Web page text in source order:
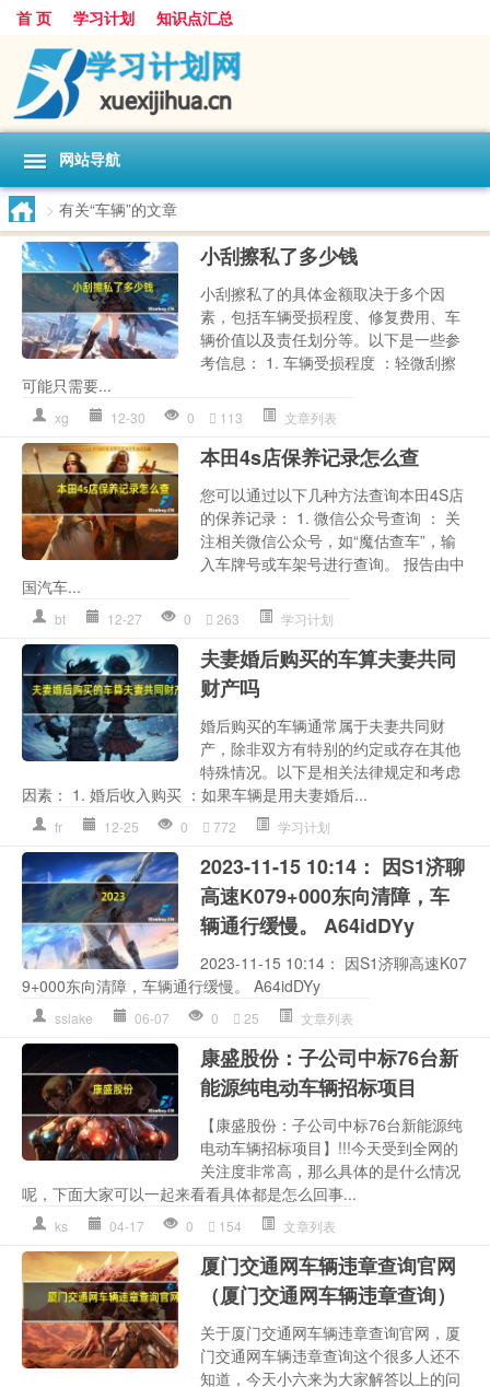
首 页 学习计划 知识点汇总
网站导航
> 有关“车辆”的文章
小刮擦私了多少钱
小刮擦私了的具体金额取决于多个因
素，包括车辆受损程度、修复费用、车
辆价值以及责任划分等。以下是一些参
考信息： 1. 车辆受损程度 ：轻微刮擦
可能只需要...
xg 12-30 0 113 文章列表
本田4s店保养记录怎么查
您可以通过以下几种方法查询本田4S店
的保养记录： 1. 微信公众号查询 ： 关
注相关微信公众号，如“魔估查车”，输
入车牌号或车架号进行查询。 报告由中
国汽车...
bt 12-27 0 263 学习计划
夫妻婚后购买的车算夫妻共同
财产吗
婚后购买的车辆通常属于夫妻共同财
产，除非双方有特别的约定或存在其他
特殊情况。以下是相关法律规定和考虑
因素： 1. 婚后收入购买 ：如果车辆是用夫妻婚后...
fr 12-25 0 772 学习计划
2023-11-15 10:14： 因S1济聊
高速K079+000东向清障，车
辆通行缓慢。 A64idDYy ​​​
2023-11-15 10:14： 因S1济聊高速K07
9+000东向清障，车辆通行缓慢。 A64idDYy ​​​
sslake 06-07 0 25 文章列表
康盛股份：子公司中标76台新
能源纯电动车辆招标项目
【康盛股份：子公司中标76台新能源纯
电动车辆招标项目】!!!今天受到全网的
关注度非常高，那么具体的是什么情况
呢，下面大家可以一起来看看具体都是怎么回事...
ks 04-17 0 154 文章列表
厦门交通网车辆违章查询官网
（厦门交通网车辆违章查询）
关于厦门交通网车辆违章查询官网，厦
门交通网车辆违章查询这个很多人还不
知道，今天小六来为大家解答以上的问